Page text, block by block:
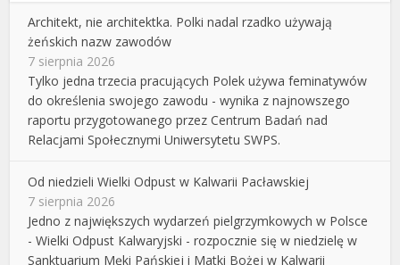
Architekt, nie architektka. Polki nadal rzadko używają
żeńskich nazw zawodów
7 sierpnia 2026
Tylko jedna trzecia pracujących Polek używa feminatywów
do określenia swojego zawodu - wynika z najnowszego
raportu przygotowanego przez Centrum Badań nad
Relacjami Społecznymi Uniwersytetu SWPS.
Od niedzieli Wielki Odpust w Kalwarii Pacławskiej
7 sierpnia 2026
Jedno z największych wydarzeń pielgrzymkowych w Polsce
- Wielki Odpust Kalwaryjski - rozpocznie się w niedzielę w
Sanktuarium Męki Pańskiej i Matki Bożej w Kalwarii